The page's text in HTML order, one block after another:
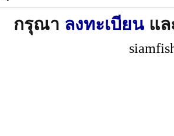
กรุณา ลงทะเบียน แ